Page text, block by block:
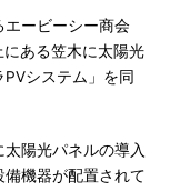
ービーシー商会
にある笠木に太陽光
システム」を同
陽光パネルの導入
機器が配置されて